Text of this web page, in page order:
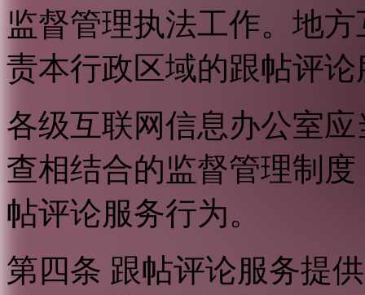
监督管理执法工作。地
责本行政区域的跟帖评
各级互联网信息办公室
查相结合的监督管理制
帖评论服务行为。
第四条 跟帖评论服务提